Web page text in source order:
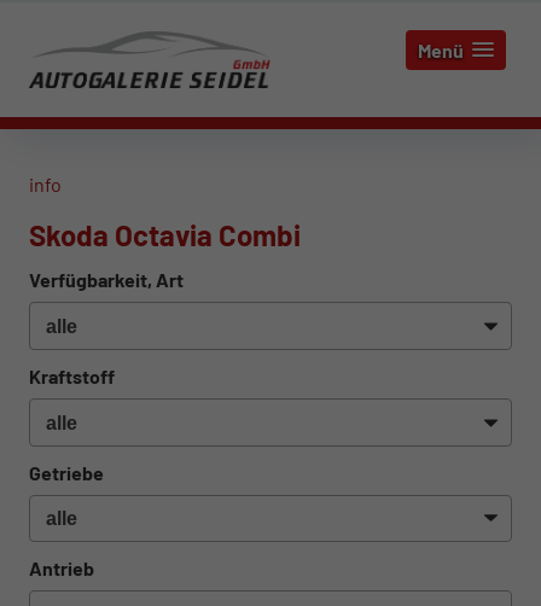
Menü
info
Skoda Octavia Combi
Verfügbarkeit, Art
Kraftstoff
Getriebe
Antrieb